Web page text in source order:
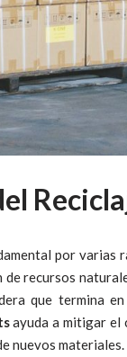
por varias
de recursos
que termina
ayuda a mitigar el
nuevos materiales.